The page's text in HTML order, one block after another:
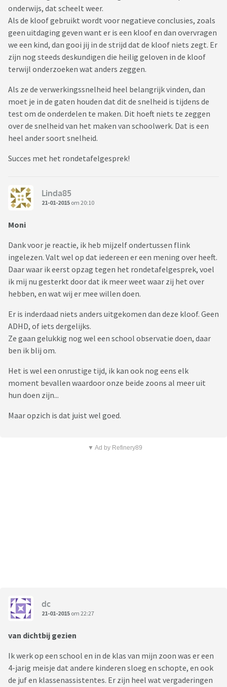
onderwijs, dat scheelt weer.
Als de kloof gebruikt wordt voor negatieve conclusies, zoals
geen uitdaging geven want er is een kloof en dan overvragen
we een kind, dan gooi jij in de strijd dat de kloof niets zegt. Er
zijn nog steeds deskundigen die heilig geloven in de kloof
terwijl onderzoeken wat anders zeggen.
Als ze de verwerkingssnelheid heel belangrijk vinden, dan
moet je in de gaten houden dat dit de snelheid is tijdens de
test om de onderdelen te maken. Dit hoeft niets te zeggen
over de snelheid van het maken van schoolwerk. Dat is een
heel ander soort snelheid.
Succes met het rondetafelgesprek!
Linda85
21-01-2015 om 20:10
Moni
Dank voor je reactie, ik heb mijzelf ondertussen flink
ingelezen. Valt wel op dat iedereen er een mening over heeft.
Daar waar ik eerst opzag tegen het rondetafelgesprek, voel
ik mij nu gesterkt door dat ik meer weet waar zij het over
hebben, en wat wij er mee willen doen.
Er is inderdaad niets anders uitgekomen dan deze kloof. Geen
ADHD, of iets dergelijks.
Ze gaan gelukkig nog wel een school observatie doen, daar
ben ik blij om.
Het is wel een onrustige tijd, ik kan ook nog eens elk
moment bevallen waardoor onze beide zoons al meer uit
hun doen zijn...
Maar opzich is dat juist wel goed.
▼ Ad by Refinery89
dc
21-01-2015 om 22:27
van dichtbij gezien
Ik werk op een school en in de klas van mijn zoon was er een
4-jarig meisje dat andere kinderen sloeg en schopte, en ook
de juf en klassenassistentes. Er zijn heel wat vergaderingen